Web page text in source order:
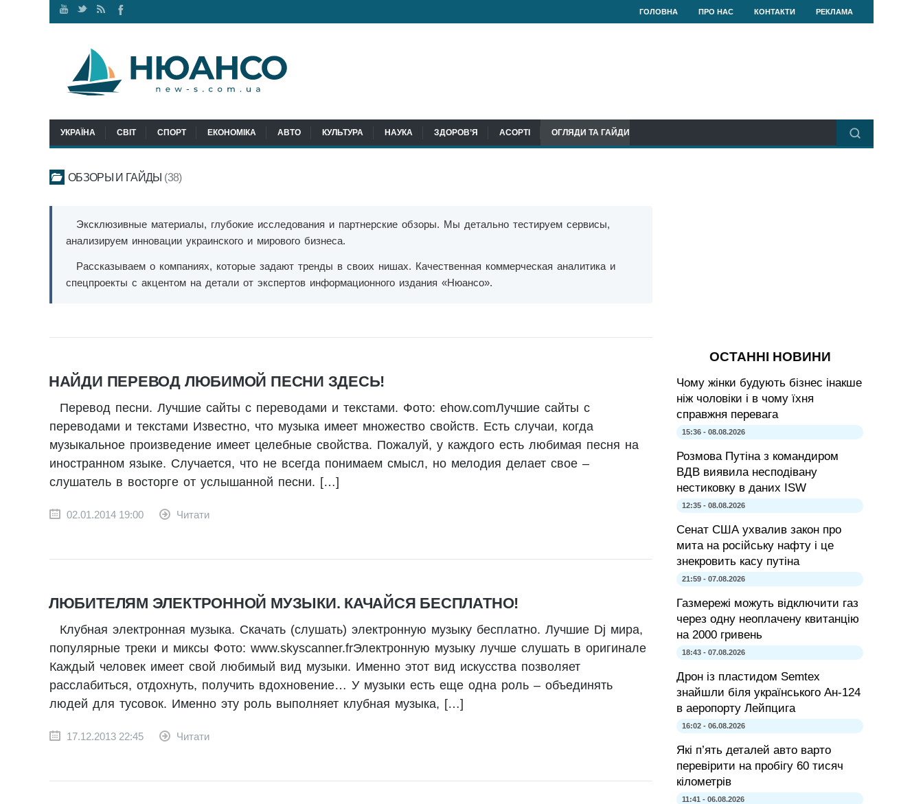
ГОЛОВНА ПРО НАС КОНТАКТИ РЕКЛАМА
Ми
Facebook
RSS
стрічка
Ми
Twitter
Наш
канал
Youtube
УКРАЇНА СВІТ СПОРТ ЕКОНОМІКА АВТО КУЛЬТУРА НАУКА ЗДОРОВ’Я АСОРТІ ОГЛЯДИ ТА ГАЙДИ
ОБЗОРЫ И ГАЙДЫ 38
Эксклюзивные материалы, глубокие исследования и партнерские обзоры. Мы детально тестируем сервисы,
анализируем инновации украинского и мирового бизнеса.
Рассказываем о компаниях, которые задают тренды в своих нишах. Качественная коммерческая аналитика и
спецпроекты с акцентом на детали от экспертов информационного издания «Нюансо».
НАЙДИ ПЕРЕВОД ЛЮБИМОЙ ПЕСНИ ЗДЕСЬ!
Перевод песни. Лучшие сайты с переводами и текстами. Фото: ehow.comЛучшие сайты с
переводами и текстами Известно, что музыка имеет множество свойств. Есть случаи, когда
музыкальное произведение имеет целебные свойства. Пожалуй, у каждого есть любимая песня на
иностранном языке. Случается, что не всегда понимаем смысл, но мелодия делает свое –
слушатель в восторге от услышанной песни. […]
02.01.2014 19:00 Читати
ЛЮБИТЕЛЯМ ЭЛЕКТРОННОЙ МУЗЫКИ. КАЧАЙСЯ БЕСПЛАТНО!
Клубная электронная музыка. Скачать (слушать) электронную музыку бесплатно. Лучшие Dj мира,
популярные треки и миксы Фото: www.skyscanner.frЭлектронную музыку лучше слушать в оригинале
Каждый человек имеет свой любимый вид музыки. Именно этот вид искусства позволяет
расслабиться, отдохнуть, получить вдохновение… У музыки есть еще одна роль – объединять
людей для тусовок. Именно эту роль выполняет клубная музыка, […]
17.12.2013 22:45 Читати
ОСТАННІ НОВИНИ
Чому жінки будують бізнес інакше
ніж чоловіки і в чому їхня
справжня перевага
15:36 - 08.08.2026
Розмова Путіна з командиром
ВДВ виявила несподівану
нестиковку в даних ISW
12:35 - 08.08.2026
Сенат США ухвалив закон про
мита на російську нафту і це
знекровить касу путіна
21:59 - 07.08.2026
Газмережі можуть відключити газ
через одну неоплачену квитанцію
на 2000 гривень
18:43 - 07.08.2026
Дрон із пластидом Semtex
знайшли біля українського Ан-124
в аеропорту Лейпцига
16:02 - 06.08.2026
Які п’ять деталей авто варто
перевірити на пробігу 60 тисяч
кілометрів
11:41 - 06.08.2026